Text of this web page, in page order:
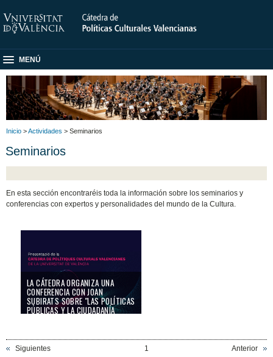
MENÚ
Inicio >Actividades > Seminarios
Seminarios
En esta sección encontraréis toda la información sobre los seminarios y
conferencias con expertos y personalidades del mundo de la Cultura.
LA CÁTEDRA ORGANIZA UNA
CONFERENCIA CON JOAN
SUBIRATS SOBRE "LAS POLÍTICAS
PÚBLICAS Y LA CIUDADANÍA
Siguientes Anterior
1